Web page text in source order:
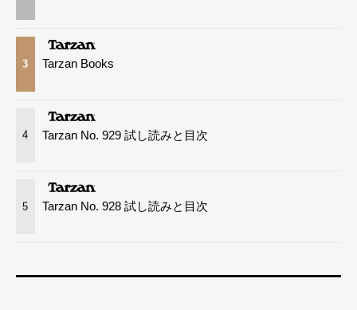
3 Tarzan Books
4 Tarzan No. 929 試し読みと目次
5 Tarzan No. 928 試し読みと目次